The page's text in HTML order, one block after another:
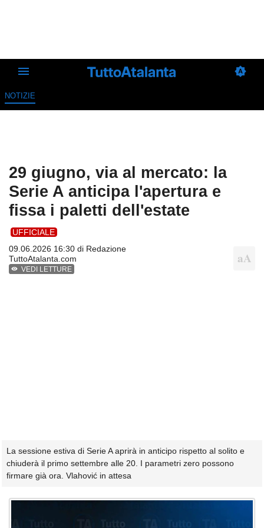
NOTIZIE
29 giugno, via al mercato: la
Serie A anticipa l'apertura e
fissa i paletti dell'estate
UFFICIALE
09.06.2026 16:30 di Redazione
TuttoAtalanta.com
VEDI LETTURE
La sessione estiva di Serie A aprirà in anticipo rispetto al solito e
chiuderà il primo settembre alle 20. I parametri zero possono
firmare già ora. Vlahović in attesa